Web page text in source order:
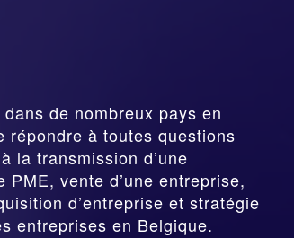
de nombreux pays en
répondre à toutes questions
la transmission d’une
PME, vente d’une entreprise,
d’entreprise et stratégie
entreprises en Belgique.